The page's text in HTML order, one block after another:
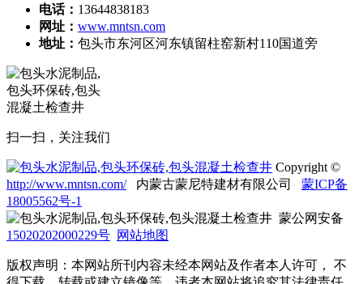
电话： 13644838183
网址： www.mntsn.com
地址： 包头市东河区河东镇留柱窑新村110国道旁
扫一扫，关注我们
Copyright ©
http://www.mntsn.com/内蒙古蒙尼特建材有限公司 蒙ICP备
18005562号-1
蒙公网安备
15020202000229号 网站地图
版权声明：本网站所刊内容未经本网站及作者本人许可， 不